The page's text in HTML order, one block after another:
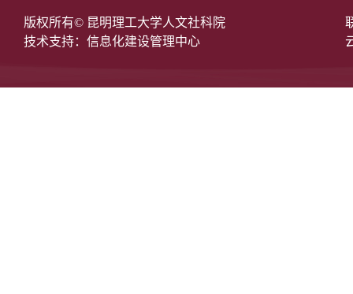
版权所有© 昆明理工大学人文社科院
技术支持：信息化建设管理中心